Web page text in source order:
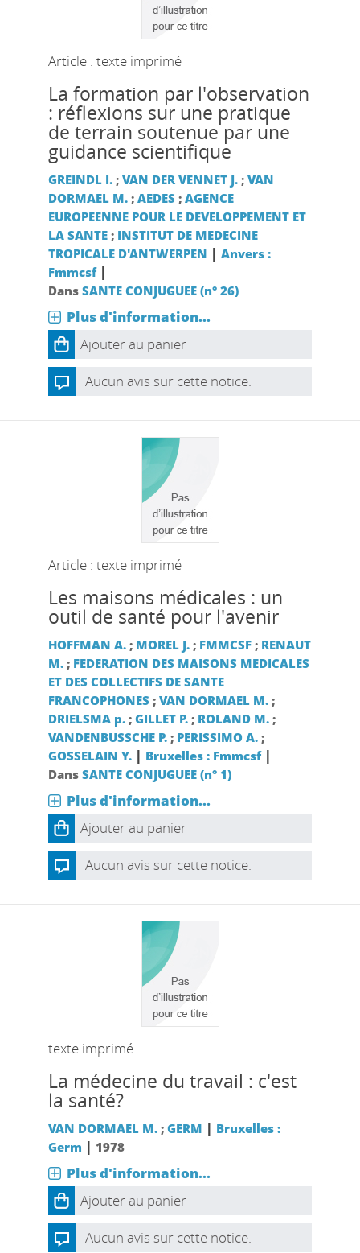
Article : texte imprimé
La formation par l'observation
: réflexions sur une pratique
de terrain soutenue par une
guidance scientifique
GREINDL I.; VAN DER VENNET J.; VAN
DORMAEL M.; AEDES; AGENCE
EUROPEENNE POUR LE DEVELOPPEMENT ET
LA SANTE; INSTITUT DE MEDECINE
TROPICALE D'ANTWERPEN | Anvers :
Fmmcsf|
Dans SANTE CONJUGUEE (n° 26)
Plus d'information...
Ajouter au panier
Aucun avis sur cette notice.
Article : texte imprimé
Les maisons médicales : un
outil de santé pour l'avenir
HOFFMAN A.; MOREL J.; FMMCSF; RENAUT
M.; FEDERATION DES MAISONS MEDICALES
ET DES COLLECTIFS DE SANTE
FRANCOPHONES; VAN DORMAEL M.;
DRIELSMA p.; GILLET P.; ROLAND M.;
VANDENBUSSCHE P.; PERISSIMO A.;
GOSSELAIN Y. | Bruxelles : Fmmcsf|
Dans SANTE CONJUGUEE (n° 1)
Plus d'information...
Ajouter au panier
Aucun avis sur cette notice.
texte imprimé
La médecine du travail : c'est
la santé?
VAN DORMAEL M.; GERM | Bruxelles :
Germ | 1978
Plus d'information...
Ajouter au panier
Aucun avis sur cette notice.